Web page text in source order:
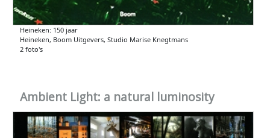
Heineken: 150 jaar
Heineken, Boom Uitgevers, Studio Marise Knegtmans
2 foto's
Ambient Light: a natural luminosity